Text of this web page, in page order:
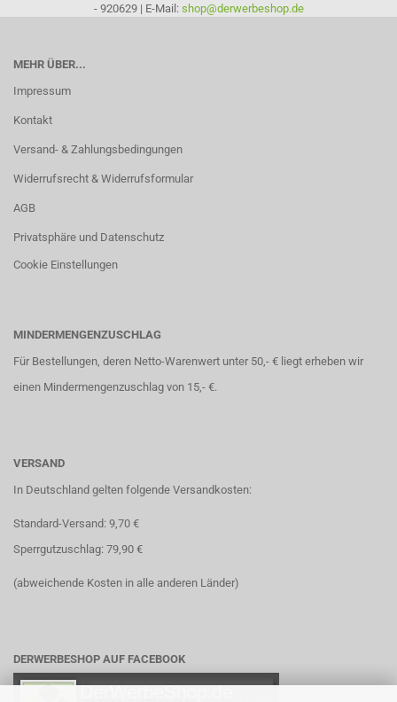
- 920629 | E-Mail: shop@derwerbeshop.de
MEHR ÜBER...
Impressum
Kontakt
Versand- & Zahlungsbedingungen
Widerrufsrecht & Widerrufsformular
AGB
Privatsphäre und Datenschutz
Cookie Einstellungen
MINDERMENGENZUSCHLAG
Für Bestellungen, deren Netto-Warenwert unter 50,- € liegt erheben wir
einen Mindermengenzuschlag von 15,- €.
VERSAND
In Deutschland gelten folgende Versandkosten:
Standard-Versand: 9,70 €
Sperrgutzuschlag: 79,90 €
(abweichende Kosten in alle anderen Länder)
DERWERBESHOP AUF FACEBOOK